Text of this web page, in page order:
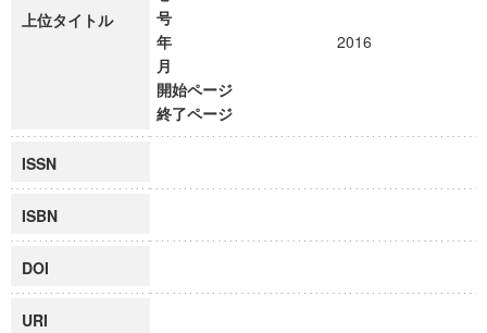
上位タイトル
号
年
2016
月
開始ページ
終了ページ
ISSN
ISBN
DOI
URI